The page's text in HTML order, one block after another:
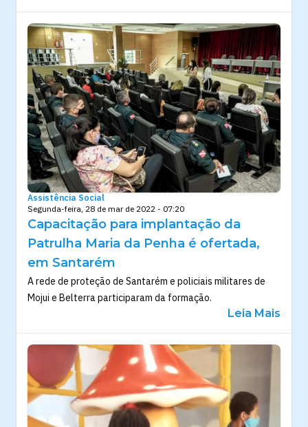
Assistência Social
Segunda-feira, 28 de mar de 2022 - 07:20
Capacitação para implantação da
Patrulha Maria da Penha é ofertada,
em Santarém
A rede de proteção de Santarém e policiais militares de
Mojui e Belterra participaram da formação.
Leia Mais